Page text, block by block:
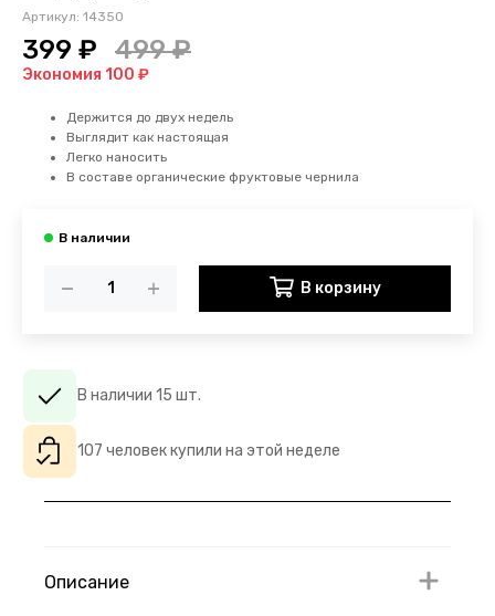
Артикул: 14350
399 ₽ 499 ₽
Экономия 100 ₽
Держится до двух недель
Выглядит как настоящая
Легко наносить
В составе органические фруктовые чернила
В корзину
В наличии 15 шт.
107 человек купили на этой неделе
Описание